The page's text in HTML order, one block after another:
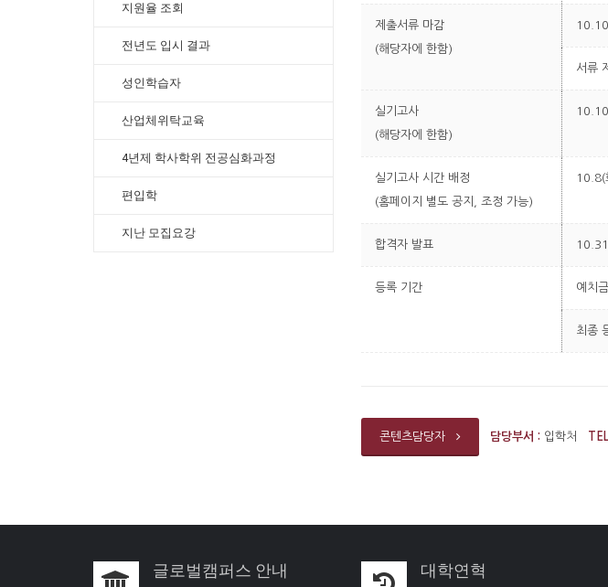
제출서류 마감
(해당자에 한함)
서류
실기고사
(해당자에 한함)
실기고사 시간 배정
(홈페이지 별도 공지, 조정 가능)
10.8(
합격자 발표
등록 기간 예치
최종
콘텐츠담당자 담당부서 : 입학처
지원율 조회
전년도 입시 결과
성인학습자
산업체위탁교육
4년제 학사학위 전공심화과정
편입학
지난 모집요강
글로벌캠퍼스 안내 대학연혁